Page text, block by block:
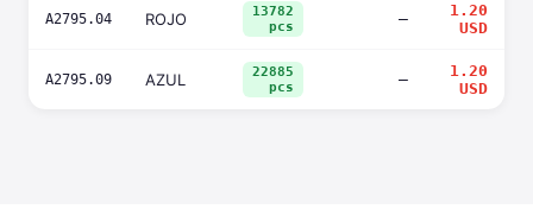
A2795.04 ROJO
13782
pcs
—
1.20
USD
A2795.09 AZUL
22885
pcs
—
1.20
USD